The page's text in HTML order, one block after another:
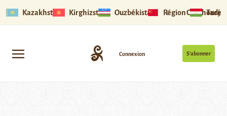
Kazakhstan Kirghizstan Ouzbékistan Région Ouïghoure
S’abonner
Connexion